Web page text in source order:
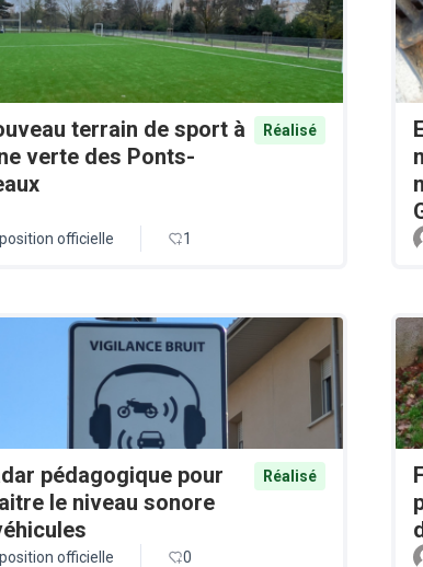
terrain de sport à
verte des Ponts-
Réalisé
officielle 1
pédagogique pour
le niveau sonore
Réalisé
officielle 0